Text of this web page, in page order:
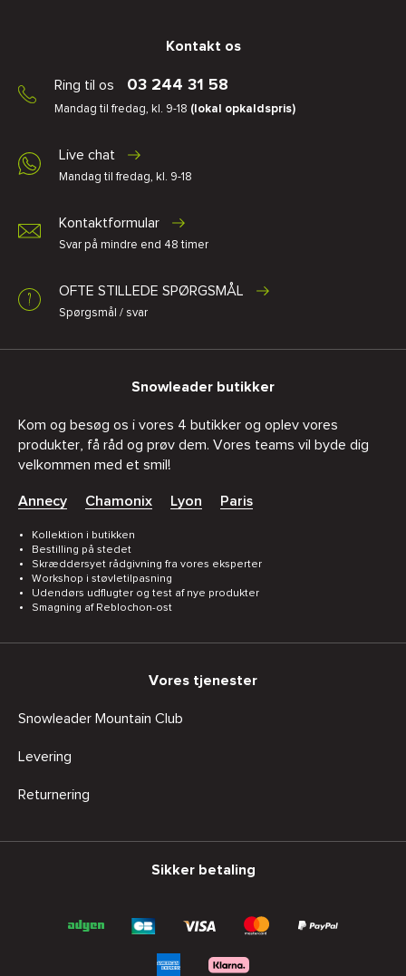
Kontakt os
Ring til os 03 244 31 58
Mandag til fredag, kl. 9-18 (lokal opkaldspris)
Live chat
Mandag til fredag, kl. 9-18
Kontaktformular
Svar på mindre end 48 timer
OFTE STILLEDE SPØRGSMÅL
Spørgsmål / svar
Snowleader butikker
Kom og besøg os i vores 4 butikker og oplev vores
produkter, få råd og prøv dem. Vores teams vil byde dig
velkommen med et smil!
Annecy Chamonix Lyon Paris
Kollektion i butikken
Bestilling på stedet
Skræddersyet rådgivning fra vores eksperter
Workshop i støvletilpasning
Udendørs udflugter og test af nye produkter
Smagning af Reblochon-ost
Vores tjenester
Snowleader Mountain Club
Levering
Returnering
Sikker betaling